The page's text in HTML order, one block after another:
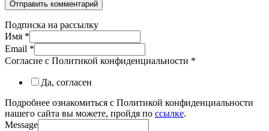
Подписка на рассылку
Имя *
Email *
Согласие с Политикой конфиденциальности *
Да, согласен
Подробнее ознакомиться с Политикой конфиденциальности
нашего сайта вы можете, пройдя по ссылке.
Message